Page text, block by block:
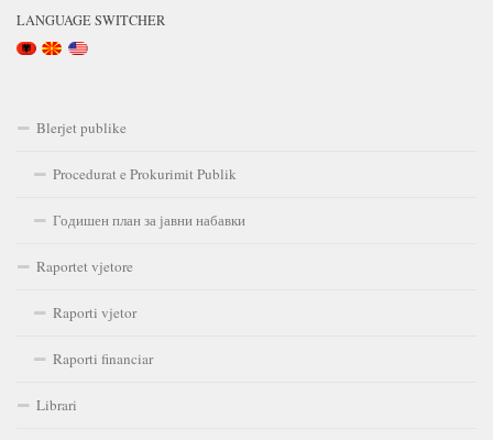
LANGUAGE SWITCHER
Blerjet publike
Procedurat e Prokurimit Publik
Годишен план за јавни набавки
Raportet vjetore
Raporti vjetor
Raporti financiar
Librari